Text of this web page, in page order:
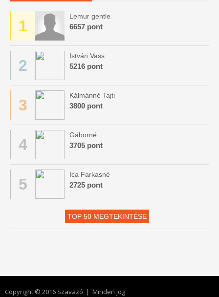
1
Lemur gentle
6657 pont
2
István Vass
5216 pont
3
Kálmánné Tajti
3800 pont
4
Gáborné
3705 pont
5
Ica Farkasné
2725 pont
TOP 50 MEGTEKINTÉSE
Copyright © 2016 Szavazó | Minden jog